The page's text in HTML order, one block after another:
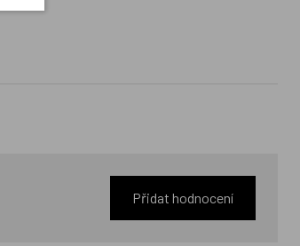
Přidat hodnocení